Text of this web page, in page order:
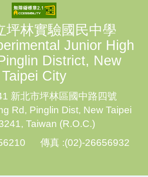
坪林實驗國民中學
Junior High
District, New
Taipei City
新北市坪林區國中路四號
Rd, Pinglin Dist, New Taipei
Taiwan (R.O.C.)
傳真 :(02)-26656932